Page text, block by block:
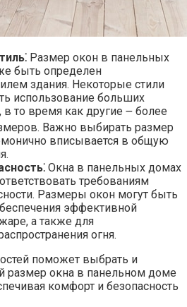
Размер окон в панельных
быть определен
здания.​ Некоторые стили
использование больших
то время как другие ౼ более
Важно выбирать размер
вписывается в общую
Окна в панельных домах
требованиям
Размеры окон могут быть
эффективной
а также для
огня.​
поможет выбрать и
размер окна в панельном доме
комфорт и безопасность